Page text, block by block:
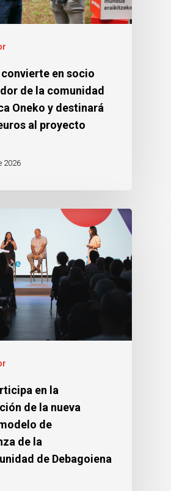
en socio
de la comunidad
Oneko y destinará
al proyecto
2026
en la
de la nueva
de
de la
de Debagoiena